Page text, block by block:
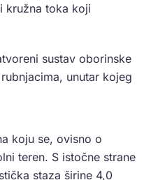
kružna toka koji
sustav oborinske
unutar kojeg
koju se, ovisno o
teren. S istočne strane
staza širine 4,0